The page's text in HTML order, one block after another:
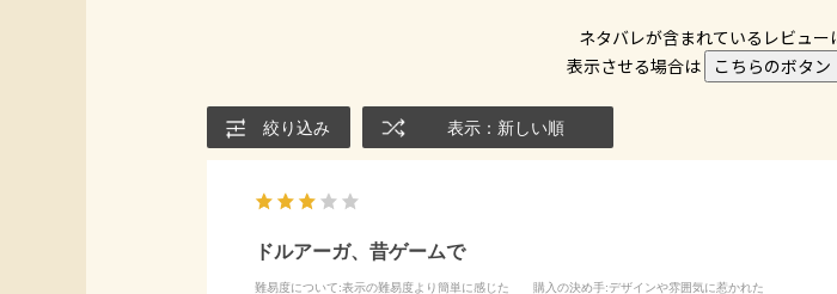
ネタバレが含まれているレビュー
表示させる場合は
こちらのボタン
絞り込み 表示：新しい順
ドルアーガ、昔ゲームで
難易度について:表示の難易度より簡単に感じた 購入の決め手:デザインや雰囲気に惹かれた